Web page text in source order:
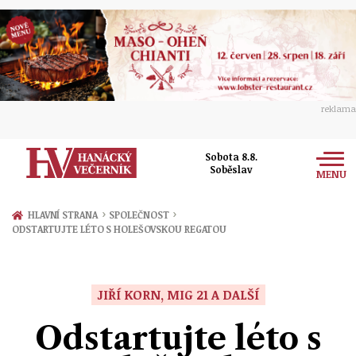
reklama
Sobota 8.8.
Soběslav
MENU
Zprávy
Přerov
Ekonomika
Ženy
Sport
HLAVNÍ STRANA › SPOLEČNOST ›
ODSTARTUJTE LÉTO S HOLEŠOVSKOU REGATOU
JIŘÍ KORN, MIG 21 A DALŠÍ
Odstartujte léto s